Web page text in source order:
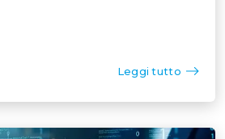
Leggi tutto